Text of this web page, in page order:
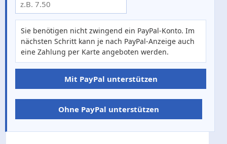
Sie benötigen nicht zwingend ein PayPal-Konto. Im
nächsten Schritt kann je nach PayPal-Anzeige auch
eine Zahlung per Karte angeboten werden.
Mit PayPal unterstützen
Ohne PayPal unterstützen